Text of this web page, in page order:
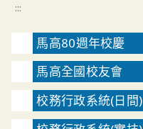
:::
馬高80週年校慶
馬高全國校友會
校務行政系統(日間)